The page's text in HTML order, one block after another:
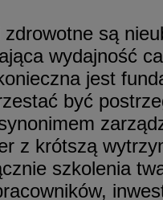
są
wydajność
jest
być
z krótszą
szkolenia